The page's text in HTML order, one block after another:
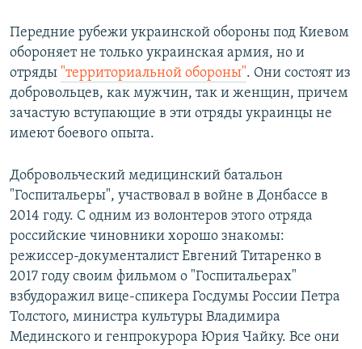
Передние рубежи украинской обороны под Киевом
обороняет не только украинская армия, но и
отряды "территориальной обороны". Они состоят из
добровольцев, как мужчин, так и женщин, причем
зачастую вступающие в эти отряды украинцы не
имеют боевого опыта.
Добровольческий медицинский батальон
"Госпитальеры", участвовал в войне в Донбассе в
2014 году. С одним из волонтеров этого отряда
российские чиновники хорошо знакомы:
режиссер-документалист Евгений Титаренко в
2017 году своим фильмом о "Госпитальерах"
взбудоражил вице-спикера Госдумы России Петра
Толстого, министра культуры Владимира
Мединского и генпрокурора Юрия Чайку. Все они